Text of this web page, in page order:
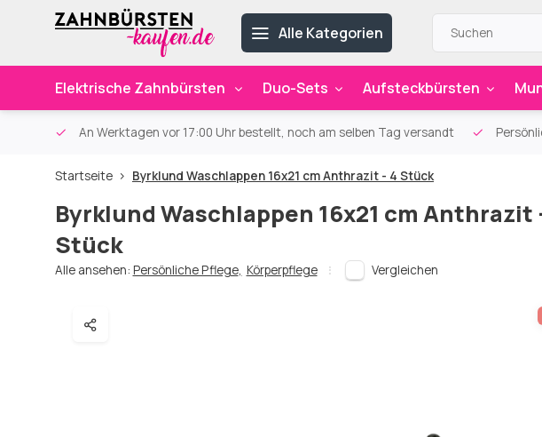
Alle Kategorien
Elektrische Zahnbürsten Duo-Sets Aufsteckbürsten
An Werktagen vor 17:00 Uhr bestellt, noch am selben Tag versandt
Startseite Byrklund Waschlappen 16x21 cm Anthrazit - 4 Stück
Byrklund Waschlappen 16x21 cm Anthrazit
Stück
Alle ansehen: Persönliche Pflege, Körperpflege Vergleichen